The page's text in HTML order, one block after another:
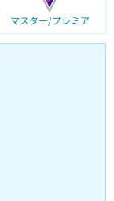
マスター/プレミア